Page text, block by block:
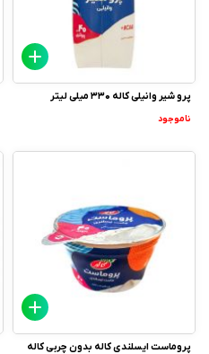
پرو شیر وانیلی کاله 330 میلی لیتر
ناموجود
پروماست ایسلندی کاله بدون چربی کاله